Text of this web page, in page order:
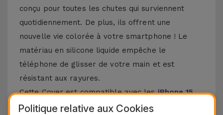
conçu pour toutes les chutes qui surviennent
quotidiennement. De plus, ils offrent une
nouvelle vie colorée à votre smartphone ! Le
matériau en silicone liquide empêche le
téléphone de glisser de votre main et est
résistant aux rayures.
Cette Cover est compatible avec lesiPhone 15,
14, 13, 12, entre autres, ainsi qu'avec le modèle le
Politique relative aux Cookies